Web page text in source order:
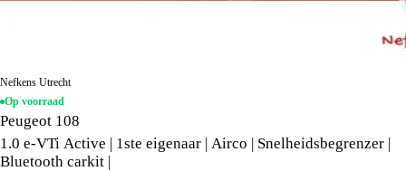
Nefkens Utrecht
Op voorraad
Peugeot 108
1.0 e-VTi Active | 1ste eigenaar | Airco | Snelheidsbegrenzer |
Bluetooth carkit |